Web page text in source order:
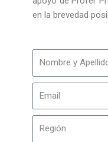
en la brevedad